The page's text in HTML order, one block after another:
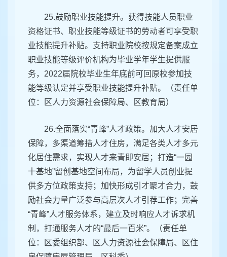
25.鼓励职业技能提升。获得技能人员职业
资格证书、职业技能等级证书的劳动者可享受职
业技能提升补贴。支持职业院校按规定备案成立
职业技能等级评价机构为毕业学年学生提供服
务，2022届院校毕业生年底前可回原校参加技
能等级认定并享受职业技能提升补贴。（责任单
位：区人力资源社会保障局、区教育局）
26.全面落实“青峰”人才政策。加大人才安居
保障，多渠道筹措人才住房，满足各类人才多元
化居住需求，实现人才来青即安居；打造“一园
十基地”留创基地空间布局，为留学人员创业提
供多方位政策支持；加快形成引才聚才合力，鼓
励社会力量广泛参与高层次人才引荐工作；完善
“青峰”人才服务体系，建立及时响应人才诉求机
制，打通服务人才的“最后一百米”。（责任单
位：区委组织部、区人力资源社会保障局、区住